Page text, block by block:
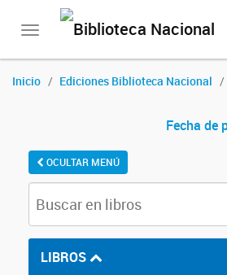
Toggle
Inicio Ediciones Biblioteca Nacional
Fecha de
OCULTAR MENÚ
LIBROS